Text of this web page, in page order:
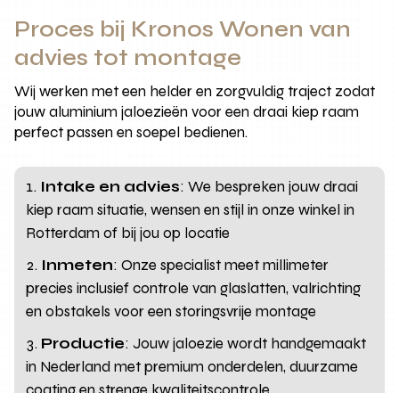
Proces bij Kronos Wonen van
advies tot montage
Wij werken met een helder en zorgvuldig traject zodat
jouw aluminium jaloezieën voor een draai kiep raam
perfect passen en soepel bedienen.
Intake en advies: We bespreken jouw draai
kiep raam situatie, wensen en stijl in onze winkel in
Rotterdam of bij jou op locatie
Inmeten: Onze specialist meet millimeter
precies inclusief controle van glaslatten, valrichting
en obstakels voor een storingsvrije montage
Productie: Jouw jaloezie wordt handgemaakt
in Nederland met premium onderdelen, duurzame